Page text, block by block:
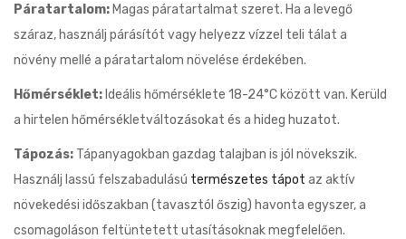
Páratartalom: Magas páratartalmat szeret. Ha a levegő
száraz, használj párásítót vagy helyezz vízzel teli tálat a
növény mellé a páratartalom növelése érdekében.
Hőmérséklet: Ideális hőmérséklete 18-24°C között van. Kerüld
a hirtelen hőmérsékletváltozásokat és a hideg huzatot.
Tápozás: Tápanyagokban gazdag talajban is jól növekszik.
Használj lassú felszabadulású természetes tápot az aktív
növekedési időszakban (tavasztól őszig) havonta egyszer, a
csomagoláson feltüntetett utasításoknak megfelelően.